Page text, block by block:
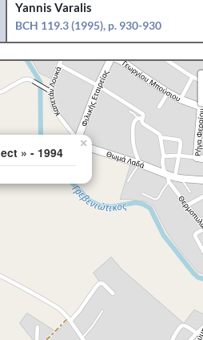
Yannis Varalis
BCH 119.3 (1995), p. 930-930
» - 1994
×